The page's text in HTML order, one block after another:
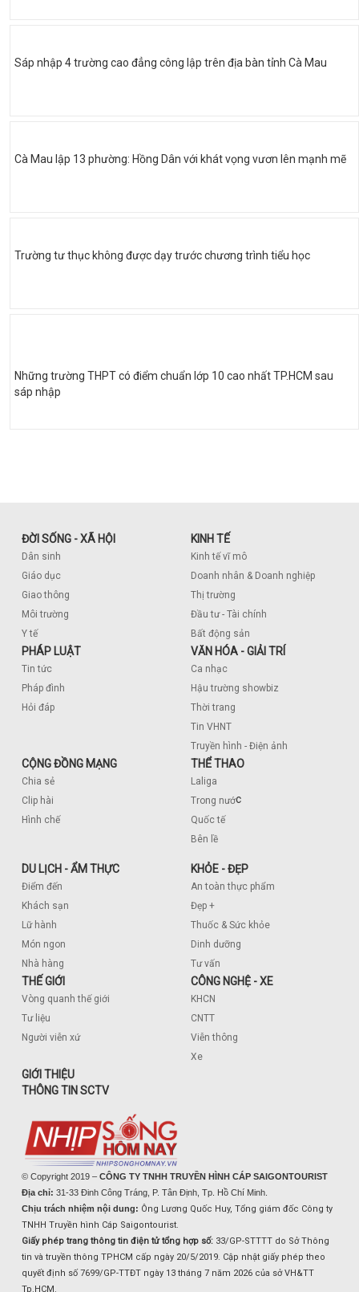
Sáp nhập 4 trường cao đẳng công lập trên địa bàn tỉnh Cà Mau
Cà Mau lập 13 phường: Hồng Dân với khát vọng vươn lên mạnh mẽ
Trường tư thục không được dạy trước chương trình tiểu học
Những trường THPT có điểm chuẩn lớp 10 cao nhất TP.HCM sau
sáp nhập
ĐỜI SỐNG - XÃ HỘI
Dân sinh
Giáo dục
Giao thông
Môi trường
Y tế
KINH TẾ
Kinh tế vĩ mô
Doanh nhân & Doanh nghiệp
Thị trường
Đầu tư - Tài chính
Bất động sản
PHÁP LUẬT
Tin tức
Pháp đình
Hỏi đáp
VĂN HÓA - GIẢI TRÍ
Ca nhạc
Hậu trường showbiz
Thời trang
Tin VHNT
Truyền hình - Điện ảnh
CỘNG ĐỒNG MẠNG
Chia sẻ
Clip hài
Hình chế
THỂ THAO
Laliga
Trong nước
Quốc tế
Bên lề
DU LỊCH - ẨM THỰC
Điểm đến
Khách sạn
Lữ hành
Món ngon
Nhà hàng
KHỎE - ĐẸP
An toàn thực phẩm
Đẹp +
Thuốc & Sức khỏe
Dinh dưỡng
Tư vấn
THẾ GIỚI
Vòng quanh thế giới
Tư liệu
Người viễn xứ
CÔNG NGHỆ - XE
KHCN
CNTT
Viễn thông
Xe
GIỚI THIỆU
THÔNG TIN SCTV
© Copyright 2019 – CÔNG TY TNHH TRUYỀN HÌNH CÁP SAIGONTOURIST
Địa chỉ: 31-33 Đinh Công Tráng, P. Tân Định, Tp. Hồ Chí Minh.
Chịu trách nhiệm nội dung: Ông Lương Quốc Huy, Tổng giám đốc Công ty
TNHH Truyền hình Cáp Saigontourist.
Giấy phép trang thông tin điện tử tổng hợp số: 33/GP-STTTT do Sở Thông
tin và truyền thông TPHCM cấp ngày 20/5/2019. Cập nhật giấy phép theo
quyết định số 7699/GP-TTĐT ngày 13 tháng 7 năm 2026 của sở VH&TT
Tp.HCM.